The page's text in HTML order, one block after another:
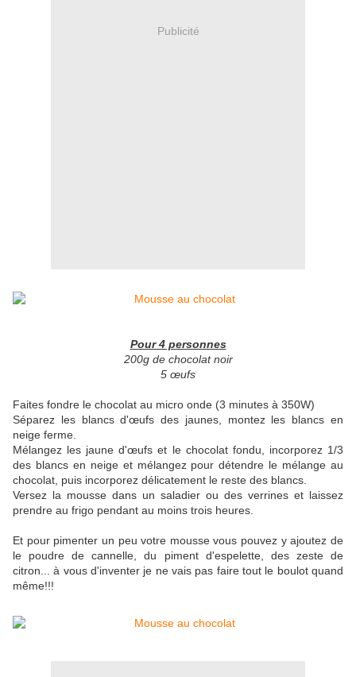
Publicité
Pour 4 personnes
200g de chocolat noir
5 œufs
Faites fondre le chocolat au micro onde (3 minutes à 350W)
Séparez les blancs d'œufs des jaunes, montez les blancs en
neige ferme.
Mélangez les jaune d'œufs et le chocolat fondu, incorporez 1/3
des blancs en neige et mélangez pour détendre le mélange au
chocolat, puis incorporez délicatement le reste des blancs.
Versez la mousse dans un saladier ou des verrines et laissez
prendre au frigo pendant au moins trois heures.
Et pour pimenter un peu votre mousse vous pouvez y ajoutez de
le poudre de cannelle, du piment d'espelette, des zeste de
citron... à vous d'inventer je ne vais pas faire tout le boulot quand
même!!!